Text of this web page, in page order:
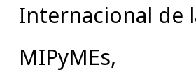
Internacional de
MIPyMEs,